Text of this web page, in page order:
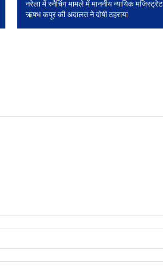
नरेला में स्नैचिंग मामले में माननीय न्यायिक मजिस्ट्रेट
ऋषभ कपूर की अदालत ने दोषी ठहराया